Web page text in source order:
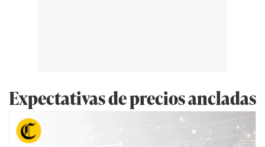
Expectativas de precios ancladas